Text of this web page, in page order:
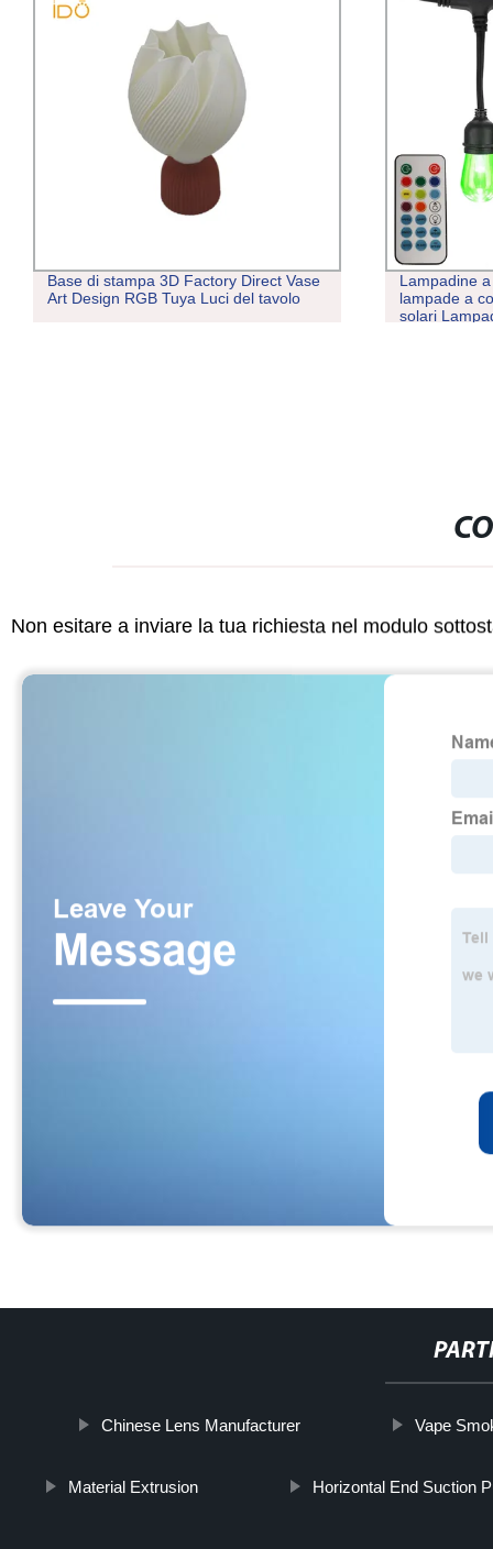
Base di stampa 3D Factory Direct Vase
Art Design RGB Tuya Luci del tavolo
Lampadine
lampade a
solari
Non esitare a inviare la tua richiesta nel modulo
Chinese Lens Manufacturer Vape
Material Extrusion Horizontal End Suction